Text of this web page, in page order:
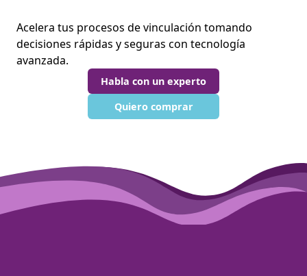
Acelera tus procesos de vinculación tomando
decisiones rápidas y seguras con tecnología
avanzada.
Habla con un experto
Quiero comprar